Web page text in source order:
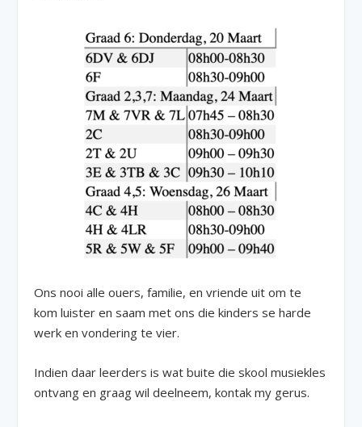
Ons nooi alle ouers, familie, en vriende uit om te
kom luister en saam met ons die kinders se harde
werk en vondering te vier.
Indien daar leerders is wat buite die skool musiekles
ontvang en graag wil deelneem, kontak my gerus.